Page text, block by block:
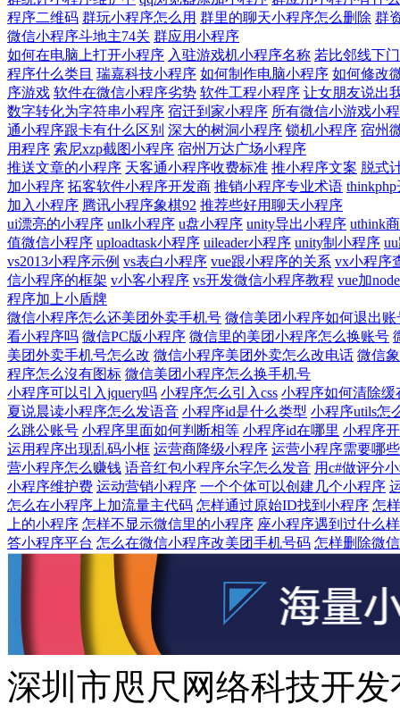
程序二维码 群玩小程序怎么用 群里的聊天小程序怎么删除 群
微信小程序斗地主74关 群应用小程序
如何在电脑上打开小程序 入驻游戏机小程序名称 若比邻线下
程序什么类目 瑞嘉科技小程序 如何制作电脑小程序 如何修改
序游戏 软件在微信小程序劣势 软件工程小程序 让女朋友说出
数字转化为字符串小程序 宿迁到家小程序 所有微信小游戏小
通小程序跟卡有什么区别 深大的树洞小程序 锁机小程序 宿州
用程序 索尼xzp截图小程序 宿州万达广场小程序
推送文章的小程序 天客通小程序收费标准 推小程序文案 脱式
加小程序 拓客软件小程序开发商 推销小程序专业术语
加入小程序 腾讯小程序象棋92 推荐些好用聊天小程序
ui漂亮的小程序 unlk小程序 u盘小程序 unity导出小程序 uthink
值微信小程序 uploadtask小程序 uileader小程序 unity制小程序
vs2013小程序示例 vs表白小程序 vue跟小程序的关系 vx小程序
信小程序的框架 v小客小程序 vs开发微信小程序教程 vue加
程序加上小盾牌
微信小程序怎么还美团外卖手机号 微信美团小程序如何退出账
看小程序吗 微信PC版小程序 微信里的美团小程序怎么换账号
美团外卖手机号怎么改 微信小程序美团外卖怎么改电话 微信
程序怎么沒有图标 微信美团小程序怎么换手机号
小程序可以引入jquery吗 小程序怎么引入css 小程序如何清除缓
夏说晨读小程序怎么发语音 小程序id是什么类型 小程序utils怎
么跳公账号 小程序里面如何判断相等 小程序id在哪里 小程序
运用程序出现乱码小框 运营商降级小程序 运营小程序需要哪
营小程序怎么赚钱 语音红包小程序厼字怎么发音 用c#做评分
小程序维护费 运动营销小程序 一个个体可以创建几个小程序
怎么在小程序上加流量主代码 怎样通过原始ID找到小程序 怎
上的小程序 怎样不显示微信里的小程序 座小程序遇到过什么
答小程序平台 怎么在微信小程序改美团手机号码 怎样删除微
深圳市咫尺网络科技开